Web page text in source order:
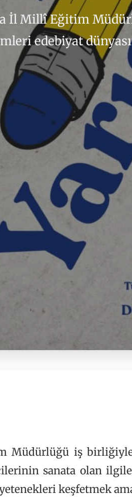
İl Millî Eğitim
edebiyat
Müdürlüğü iş
sanata olan
keşfetmek